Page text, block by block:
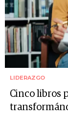
LIDERAZGO
Cinco libros